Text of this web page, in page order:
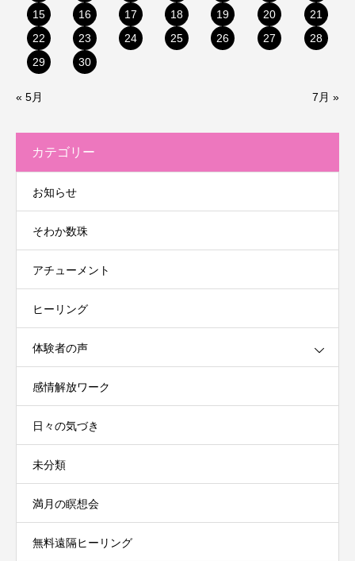
15
16 17 18 19 20
21
22
23 24 25 26 27
28
29
30
« 5月 7月 »
カテゴリー
お知らせ
そわか数珠
アチューメント
ヒーリング
体験者の声
感情解放ワーク
日々の気づき
未分類
満月の瞑想会
無料遠隔ヒーリング